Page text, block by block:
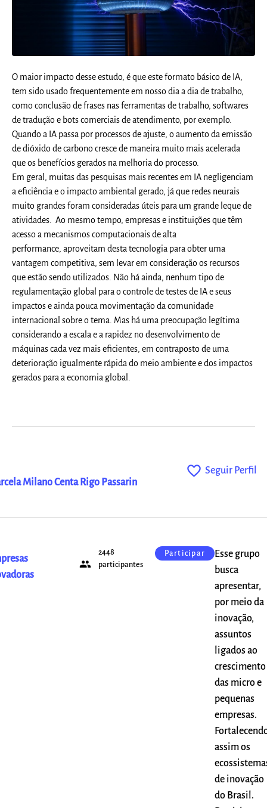
O maior impacto desse estudo, é que este formato básico de IA,
tem sido usado frequentemente em nosso dia a dia de trabalho,
como conclusão de frases nas ferramentas de trabalho, softwares
de tradução e bots comerciais de atendimento, por exemplo.
Quando a IA passa por processos de ajuste, o aumento da emissão
de dióxido de carbono cresce de maneira muito mais acelerada
que os benefícios gerados na melhoria do processo.
Em geral, muitas das pesquisas mais recentes em IA negligenciam
a eficiência e o impacto ambiental gerado, já que redes neurais
muito grandes foram consideradas úteis para um grande leque de
atividades. Ao mesmo tempo, empresas e instituições que têm
acesso a mecanismos computacionais de alta
performance, aproveitam desta tecnologia para obter uma
vantagem competitiva, sem levar em consideração os recursos
que estão sendo utilizados. Não há ainda, nenhum tipo de
regulamentação global para o controle de testes de IA e seus
impactos e ainda pouca movimentação da comunidade
internacional sobre o tema. Mas há uma preocupação legítima
considerando a escala e a rapidez no desenvolvimento de
máquinas cada vez mais eficientes, em contraposto de uma
deterioração igualmente rápida do meio ambiente e dos impactos
gerados para a economia global.
Milano Centa Rigo Passarin
favorite_outline Seguir Perfil
people
2448
participantes
Participar
Esse grupo
busca
apresentar,
por meio da
inovação,
assuntos
ligados ao
crescimento
das micro e
pequenas
empresas.
assim os
de inovação
do Brasil.